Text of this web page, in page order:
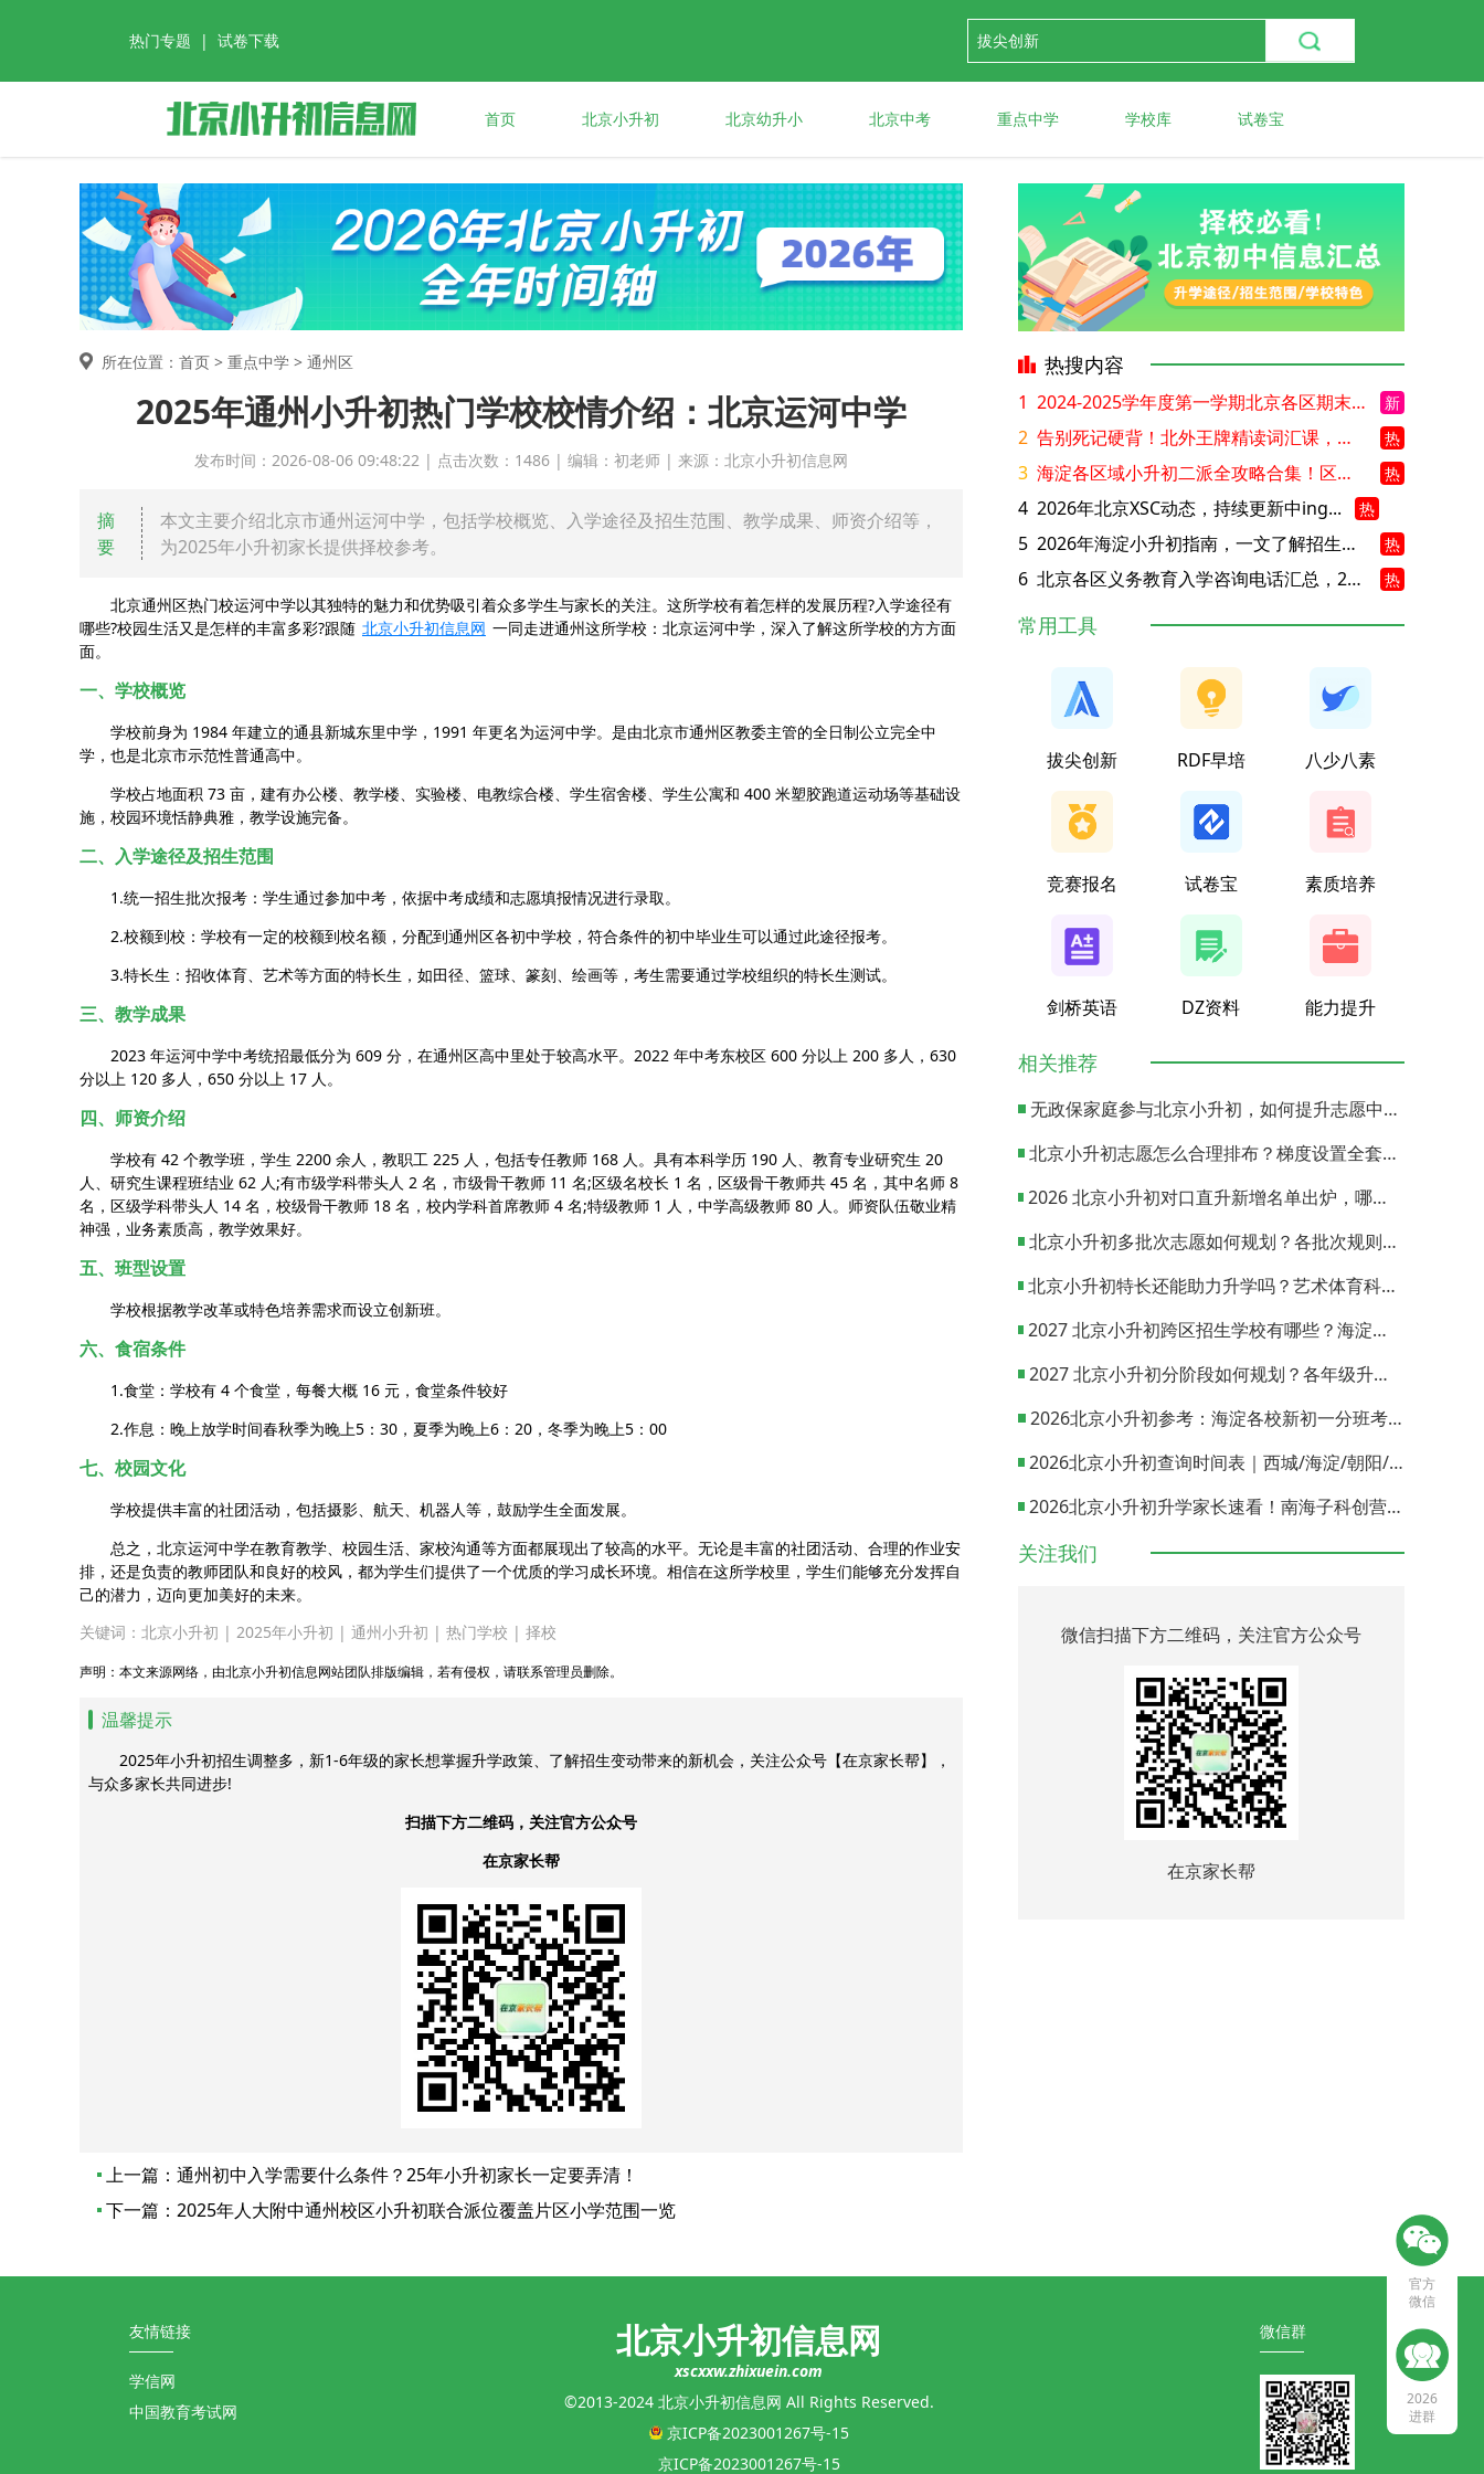
热门专题 | 试卷下载
首页 北京小升初 北京幼升小 北京中考 重点中学 学校库 试卷宝
所在位置：首页 > 重点中学 > 通州区
2025年通州小升初热门学校校情介绍：北京运河中学
发布时间：2026-08-06 09:48:22 | 点击次数：1486 | 编辑：初老师 | 来源：北京小升初信息网
摘
要
本文主要介绍北京市通州运河中学，包括学校概览、入学途径及招生范围、教学成果、师资介绍等，
为2025年小升初家长提供择校参考。
北京通州区热门校运河中学以其独特的魅力和优势吸引着众多学生与家长的关注。这所学校有着怎样的发展历程?入学途径有
哪些?校园生活又是怎样的丰富多彩?跟随 北京小升初信息网 一同走进通州这所学校：北京运河中学，深入了解这所学校的方方面
面。
一、学校概览
学校前身为 1984 年建立的通县新城东里中学，1991 年更名为运河中学。是由北京市通州区教委主管的全日制公立完全中
学，也是北京市示范性普通高中。
学校占地面积 73 亩，建有办公楼、教学楼、实验楼、电教综合楼、学生宿舍楼、学生公寓和 400 米塑胶跑道运动场等基础设
施，校园环境恬静典雅，教学设施完备。
二、入学途径及招生范围
1.统一招生批次报考：学生通过参加中考，依据中考成绩和志愿填报情况进行录取。
2.校额到校：学校有一定的校额到校名额，分配到通州区各初中学校，符合条件的初中毕业生可以通过此途径报考。
3.特长生：招收体育、艺术等方面的特长生，如田径、篮球、篆刻、绘画等，考生需要通过学校组织的特长生测试。
三、教学成果
2023 年运河中学中考统招最低分为 609 分，在通州区高中里处于较高水平。2022 年中考东校区 600 分以上 200 多人，630
分以上 120 多人，650 分以上 17 人。
四、师资介绍
学校有 42 个教学班，学生 2200 余人，教职工 225 人，包括专任教师 168 人。具有本科学历 190 人、教育专业研究生 20
人、研究生课程班结业 62 人;有市级学科带头人 2 名，市级骨干教师 11 名;区级名校长 1 名，区级骨干教师共 45 名，其中名师 8
名，区级学科带头人 14 名，校级骨干教师 18 名，校内学科首席教师 4 名;特级教师 1 人，中学高级教师 80 人。师资队伍敬业精
神强，业务素质高，教学效果好。
五、班型设置
学校根据教学改革或特色培养需求而设立创新班。
六、食宿条件
1.食堂：学校有 4 个食堂，每餐大概 16 元，食堂条件较好
2.作息：晚上放学时间春秋季为晚上5：30，夏季为晚上6：20，冬季为晚上5：00
七、校园文化
学校提供丰富的社团活动，包括摄影、航天、机器人等，鼓励学生全面发展。
总之，北京运河中学在教育教学、校园生活、家校沟通等方面都展现出了较高的水平。无论是丰富的社团活动、合理的作业安
排，还是负责的教师团队和良好的校风，都为学生们提供了一个优质的学习成长环境。相信在这所学校里，学生们能够充分发挥自
己的潜力，迈向更加美好的未来。
关键词： 北京小升初 | 2025年小升初 | 通州小升初 | 热门学校 | 择校
声明：本文来源网络，由北京小升初信息网站团队排版编辑，若有侵权，请联系管理员删除。
温馨提示
2025年小升初招生调整多，新1-6年级的家长想掌握升学政策、了解招生变动带来的新机会，关注公众号【在京家长帮】，
与众多家长共同进步!
扫描下方二维码，关注官方公众号
在京家长帮
上一篇： 通州初中入学需要什么条件？25年小升初家长一定要弄清！
下一篇： 2025年人大附中通州校区小升初联合派位覆盖片区小学范围一览
热搜内容
1 2024-2025学年度第一学期北京各区期末考试真题试卷汇总 新
2 告别死记硬背！北外王牌精读词汇课，帮孩子突破英语词汇难关 热
3 海淀各区域小升初二派全攻略合集！区域一至五志愿填报、升学策略详解 热
4 2026年北京XSC动态，持续更新中ing... 热
5 2026年海淀小升初指南，一文了解招生政策要点 热
6 北京各区义务教育入学咨询电话汇总，25年小升初家长提前收藏 热
常用工具
拔尖创新 RDF早培 八少八素
竞赛报名 试卷宝 素质培养
剑桥英语 DZ资料 能力提升
相关推荐
无政保家庭参与北京小升初，如何提升志愿中签概率？
北京小升初志愿怎么合理排布？梯度设置全套策略与填报避坑指南
2026 北京小升初对口直升新增名单出炉，哪些小学可以直升优质初中？
北京小升初多批次志愿如何规划？各批次规则与填报实操指南
北京小升初特长还能助力升学吗？艺术体育科技特长机会与误区全面解析
2027 北京小升初跨区招生学校有哪些？海淀西城东城全市招生校完整汇总
2027 北京小升初分阶段如何规划？各年级升学节点与升学通道全梳理
2026北京小升初参考：海淀各校新初一分班考试日期汇总
2026北京小升初查询时间表｜西城/海淀/朝阳/东城/丰台一键对照
2026北京小升初升学家长速看！南海子科创营报名通道正式开启
关注我们
微信扫描下方二维码，关注官方公众号
在京家长帮
友情链接
学信网
中国教育考试网
北京小升初信息网
xscxxw.zhixuein.com
©2013-2024 北京小升初信息网 All Rights Reserved.
京ICP备2023001267号-15
京ICP备2023001267号-15
微信群
官方
微信
2026
进群